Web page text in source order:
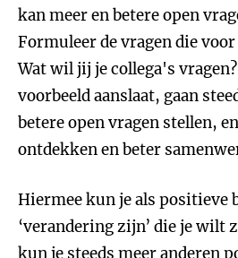
kan meer en betere open
Formuleer de vragen die
Wat wil jij je collega's
voorbeeld aanslaat, gaan
betere open vragen stellen,
ontdekken en beter
Hiermee kun je als positieve
‘verandering zijn’ die je wilt
kun je steeds meer anderen